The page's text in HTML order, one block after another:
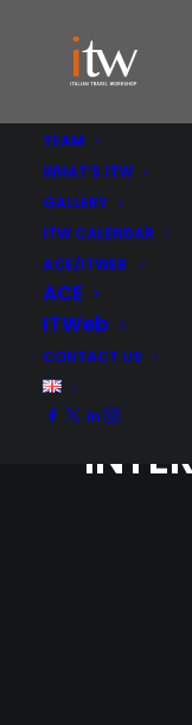
TEAM
WHAT’S ITW
GALLERY
ITW CALENDAR
ACE/ITWEB
ACE
ITWeb
CONTACT US